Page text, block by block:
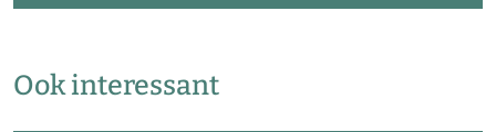
Ook interessant